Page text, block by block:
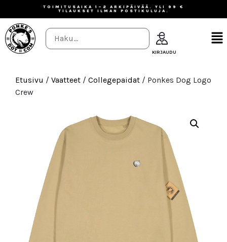
TOIMITUSAIKA 1–2 ARKIPÄIVÄÄ. YLI 99 €
TILAUKSET ILMAN POSTIKULUJA.
Etusivu / Vaatteet / Collegepaidat / Ponkes Dog Logo
Crew